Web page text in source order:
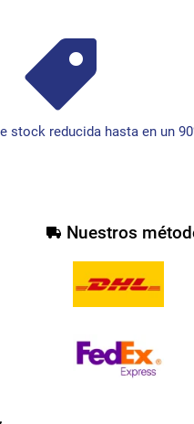
stock reducida hasta en un
Nuestros